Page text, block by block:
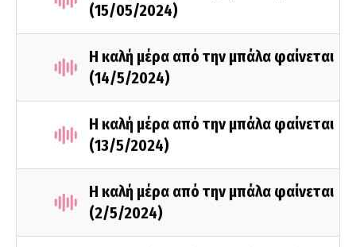
(15/05/2024)
Η καλή μέρα από την μπάλα φαίνεται
(14/5/2024)
Η καλή μέρα από την μπάλα φαίνεται
(13/5/2024)
Η καλή μέρα από την μπάλα φαίνεται
(2/5/2024)